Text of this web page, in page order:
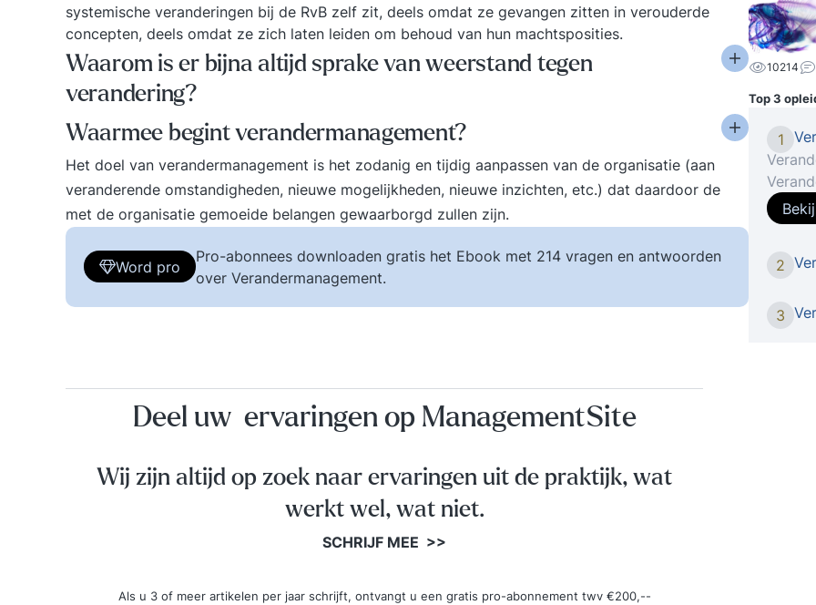
systemische veranderingen bij de RvB zelf zit, deels omdat ze gevangen zitten in verouderde
concepten, deels omdat ze zich laten leiden om behoud van hun machtsposities.
Waarom is er bijna altijd sprake van weerstand tegen
verandering?
Waarmee begint verandermanagement?
Het doel van verandermanagement is het zodanig en tijdig aanpassen van de organisatie (aan
veranderende omstandigheden, nieuwe mogelijkheden, nieuwe inzichten, etc.) dat daardoor de
met de organisatie gemoeide belangen gewaarborgd zullen zijn.
Word pro
Pro-abonnees downloaden gratis het Ebook met 214 vragen en antwoorden
over Verandermanagement.
10214
Top 3
1
maar
2
3
Deel uw ervaringen op ManagementSite
Wij zijn altijd op zoek naar ervaringen uit de praktijk, wat
werkt wel, wat niet.
SCHRIJF MEE >>
Als u 3 of meer artikelen per jaar schrijft, ontvangt u een gratis pro-abonnement twv €200,--